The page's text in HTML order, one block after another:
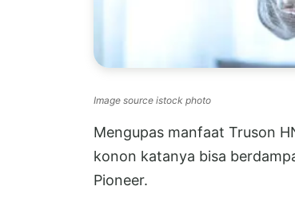
Image source istock photo
Mengupas manfaat Truson
konon katanya bisa
Pioneer.